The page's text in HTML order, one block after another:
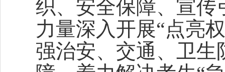
织、安全保障、宣传
力量深入开展“点亮
强治安、交通、卫